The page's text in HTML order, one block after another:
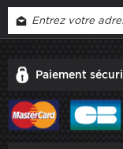
Paiement